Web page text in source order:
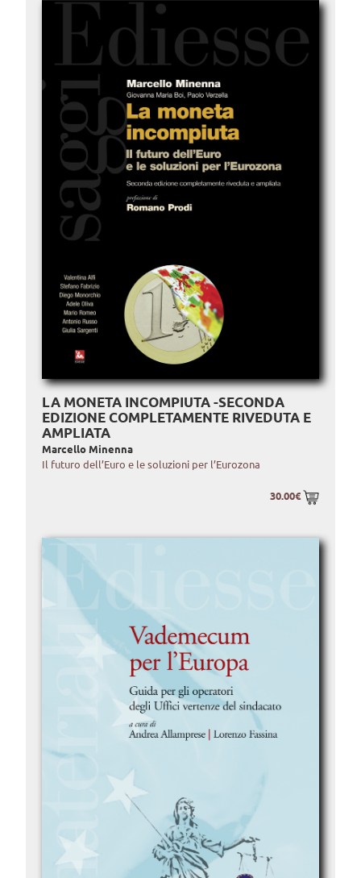
LA MONETA INCOMPIUTA -SECONDA
EDIZIONE COMPLETAMENTE RIVEDUTA E
AMPLIATA
Marcello Minenna
Il futuro dell’Euro e le soluzioni per l’Eurozona
30.00€